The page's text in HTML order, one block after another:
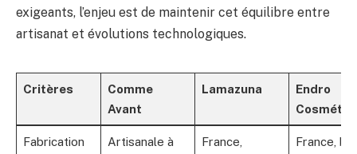
exigeants, l’enjeu est de maintenir cet équilibre entre
artisanat et évolutions technologiques.
Critères
Comme
Avant
Lamazuna
Endro
Fabrication
Artisanale à
France,
France, bio